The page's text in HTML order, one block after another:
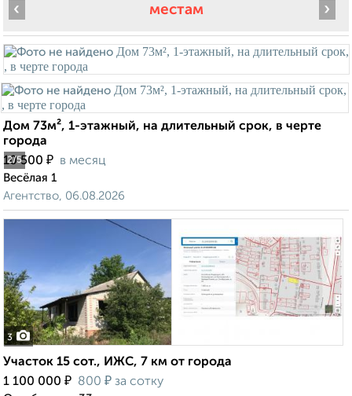
местам
2/5
‹ ›
Дом 73м², 1-этажный, на длительный срок, в черте
города
10 500 ₽ в месяц
Весёлая 1
Агентство, 06.08.2026
3
Участок 15 сот., ИЖС, 7 км от города
1 100 000 ₽ 800 ₽ за сотку